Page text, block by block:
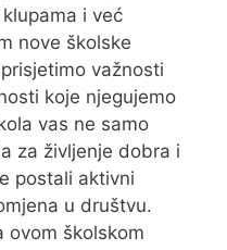
i već
nove školske
važnosti
koje njegujemo
vas ne samo
za življenje dobra i
postali aktivni
u društvu.
ovom školskom